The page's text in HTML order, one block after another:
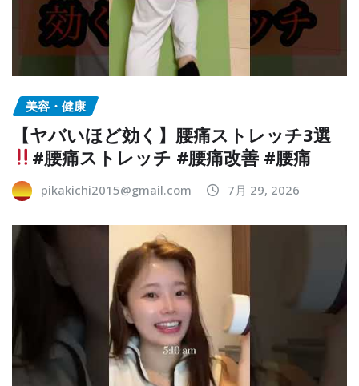
美容・健康
【ヤバいほど効く】腰痛ストレッチ3選
#腰痛ストレッチ #腰痛改善 #腰痛
pikakichi2015@gmail.com 7月 29, 2026